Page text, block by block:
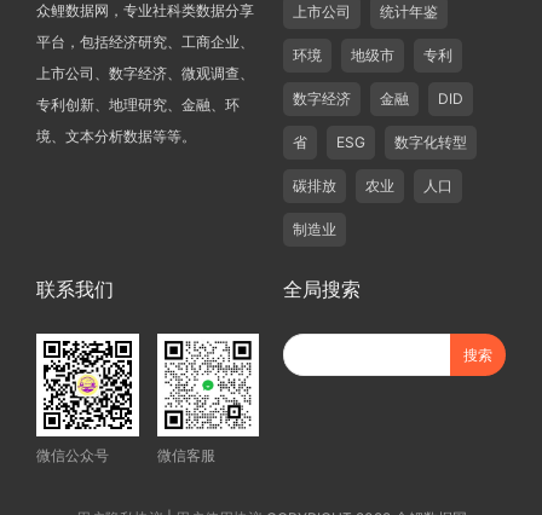
众鲤数据网，专业社科类数据分享
平台，包括经济研究、工商企业、
上市公司、数字经济、微观调查、
专利创新、地理研究、金融、环
境、文本分析数据等等。
上市公司 统计年鉴
环境 地级市 专利
数字经济 金融 DID
省 ESG 数字化转型
碳排放 农业 人口
制造业
联系我们
微信公众号 微信客服
全局搜索